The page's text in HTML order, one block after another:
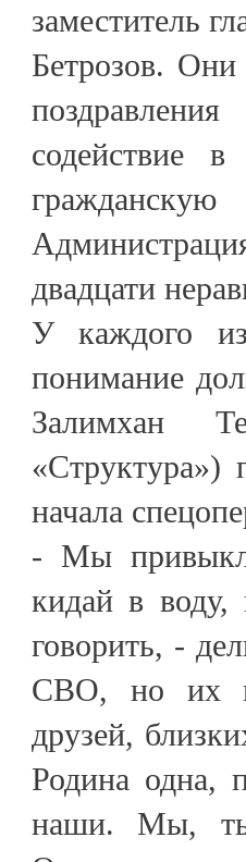
заместитель
Бетрозов.
содействие
двадцати
У каждого
понимание
Залимхан
«Структура»)
начала
- Мы
кидай в
говорить, -
СВО, но их
друзей,
Родина одна,
наши. Мы,